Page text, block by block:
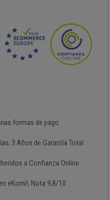
atención de
Si estoy contento
formas de pago
3 Años de Garantía Total
a Confianza Online
eKomi!, Nota 9,8/10